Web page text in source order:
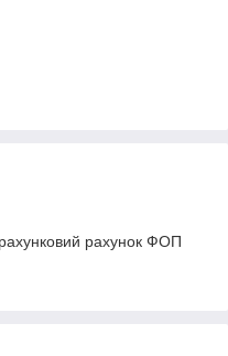
рахунок ФОП